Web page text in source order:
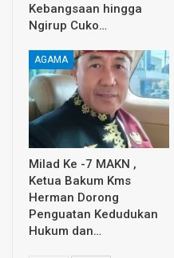
Kebangsaan hingga
Ngirup Cuko…
AGAMA
Milad Ke -7 MAKN ,
Ketua Bakum Kms
Herman Dorong
Penguatan Kedudukan
Hukum dan…